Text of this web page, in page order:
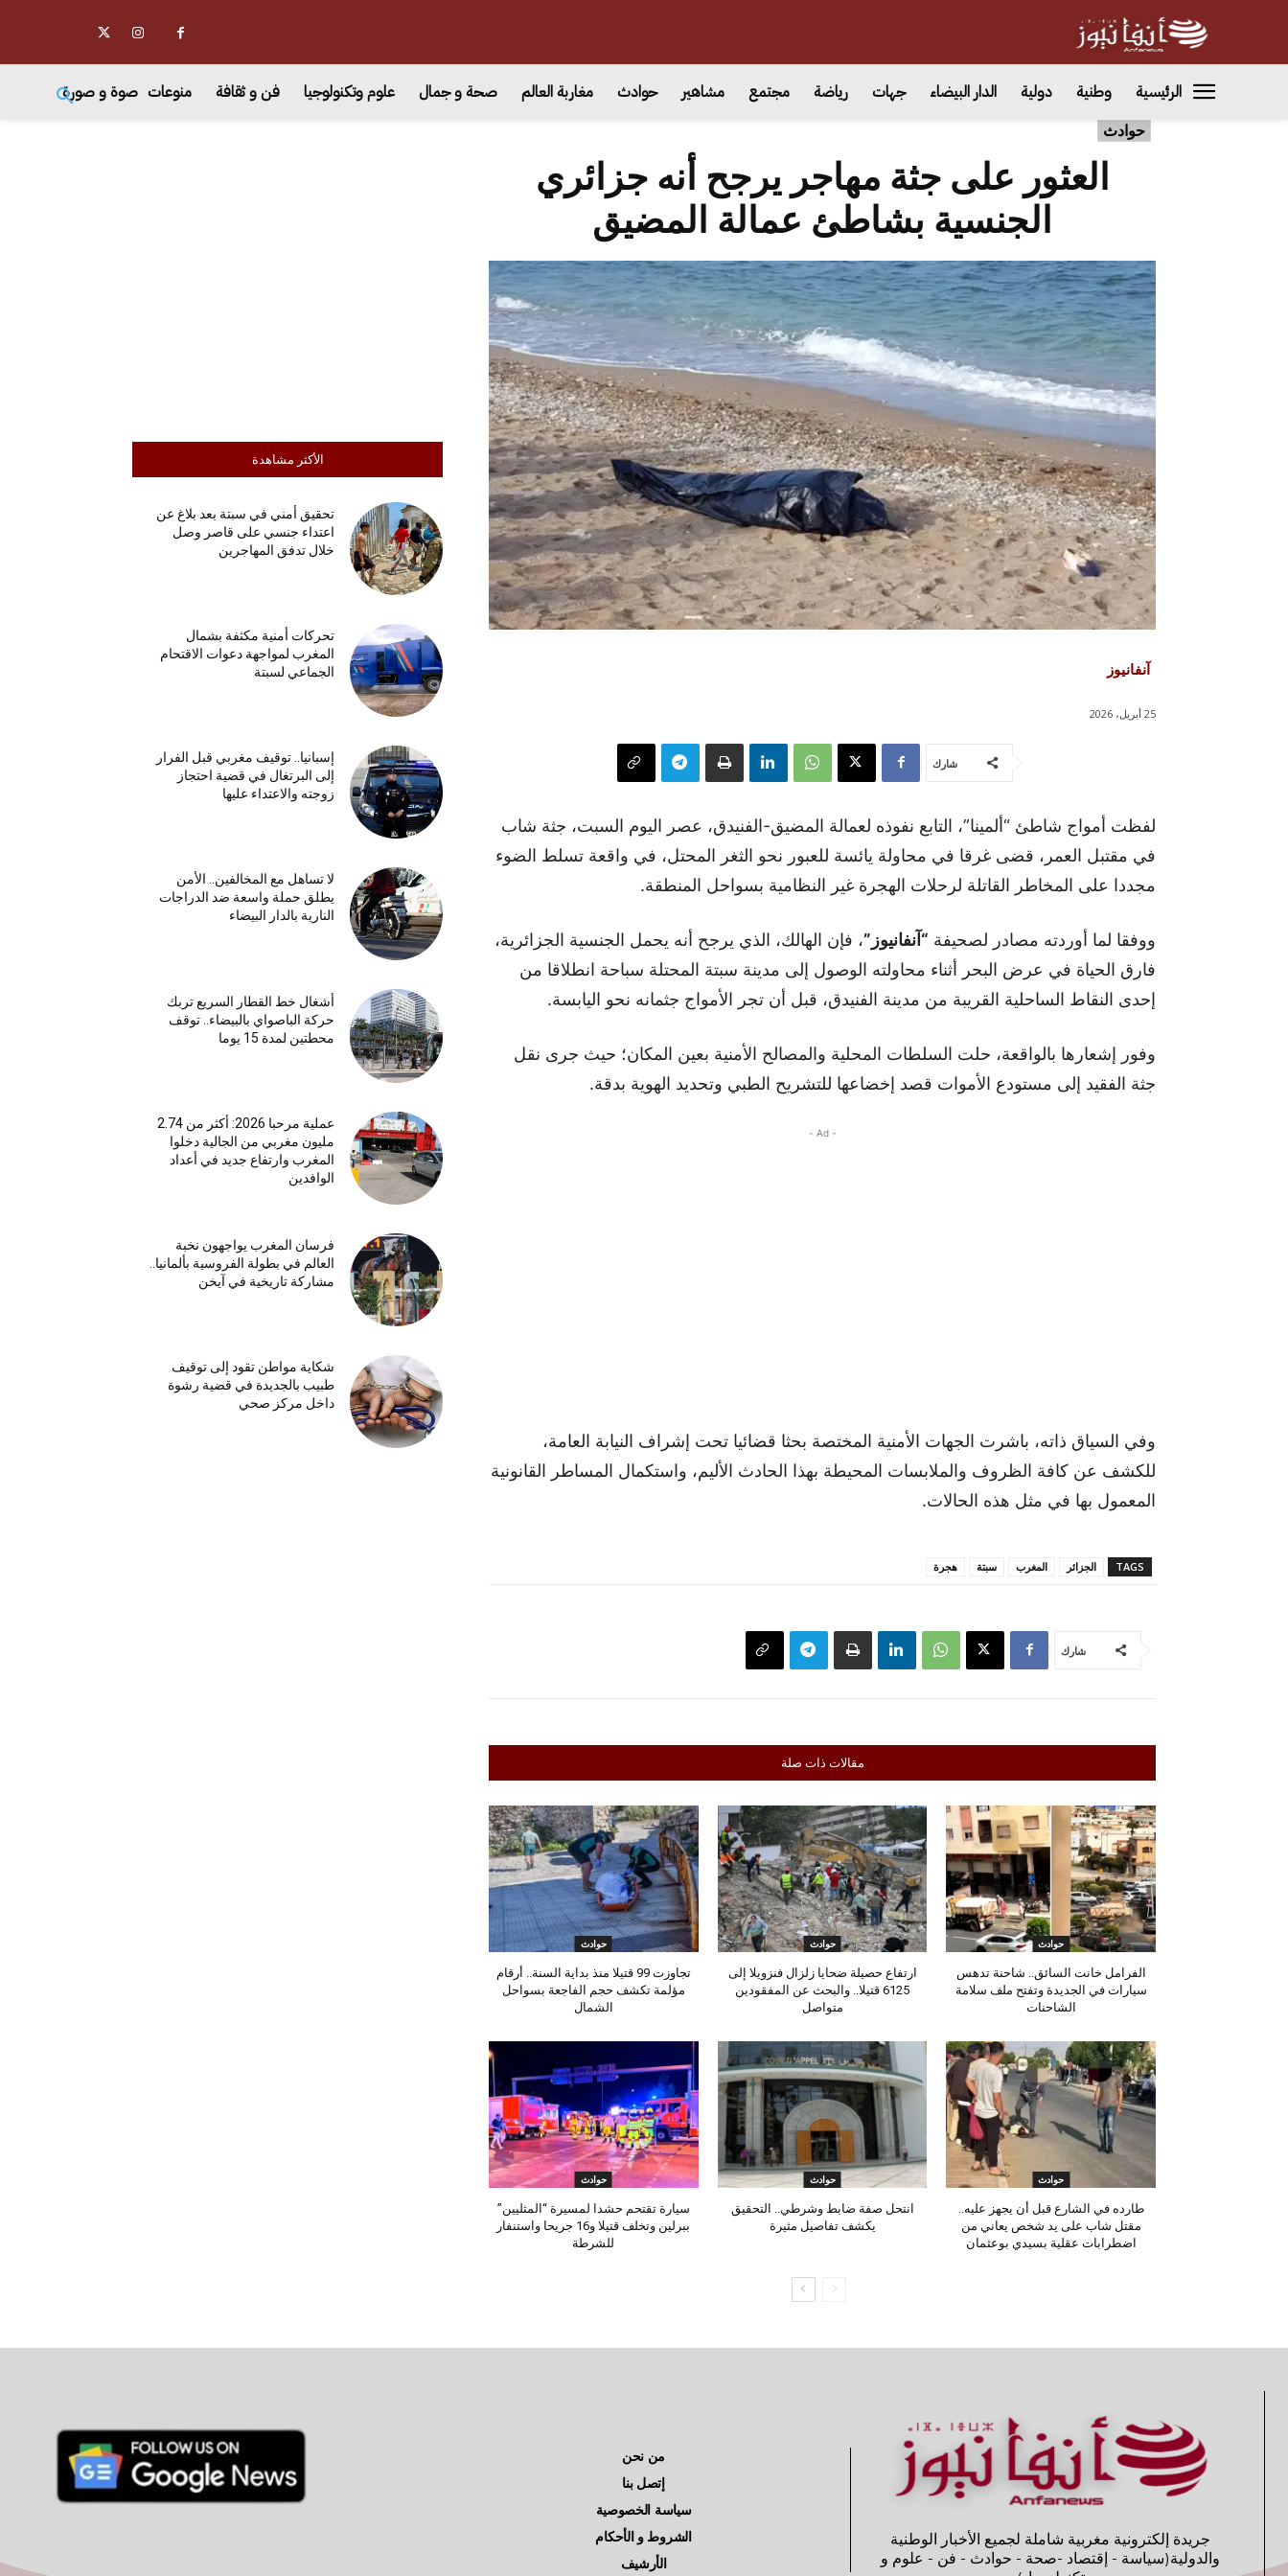
الرئيسية وطنية دولية الدار البيضاء جهات رياضة مجتمع مشاهير حوادث مغاربة العالم صحة و جمال علوم وتكنولوجيا فن و ثقافة منوعات صوة و صورة
حوادث
الأكثر مشاهدة
تحقيق أمني في سبتة بعد بلاغ عن
اعتداء جنسي على قاصر وصل
خلال تدفق المهاجرين
تحركات أمنية مكثفة بشمال
المغرب لمواجهة دعوات الاقتحام
الجماعي لسبتة
إسبانيا.. توقيف مغربي قبل الفرار
إلى البرتغال في قضية احتجاز
زوجته والاعتداء عليها
لا تساهل مع المخالفين.. الأمن
يطلق حملة واسعة ضد الدراجات
النارية بالدار البيضاء
أشغال خط القطار السريع تربك
حركة الباصواي بالبيضاء.. توقف
محطتين لمدة 15 يوما
عملية مرحبا 2026: أكثر من 2.74
مليون مغربي من الجالية دخلوا
المغرب وارتفاع جديد في أعداد
الوافدين
فرسان المغرب يواجهون نخبة
العالم في بطولة الفروسية بألمانيا..
مشاركة تاريخية في آيخن
شكاية مواطن تقود إلى توقيف
طبيب بالجديدة في قضية رشوة
داخل مركز صحي
العثور على جثة مهاجر يرجح أنه جزائري
الجنسية بشاطئ عمالة المضيق
آنفانيوز
25 أبريل، 2026
شارك
لفظت أمواج شاطئ “ألمينا”، التابع نفوذه لعمالة المضيق-الفنيدق، عصر اليوم السبت، جثة شاب
في مقتبل العمر، قضى غرقا في محاولة يائسة للعبور نحو الثغر المحتل، في واقعة تسلط الضوء
مجددا على المخاطر القاتلة لرحلات الهجرة غير النظامية بسواحل المنطقة.
ووفقا لما أوردته مصادر لصحيفة “آنفانيوز”، فإن الهالك، الذي يرجح أنه يحمل الجنسية الجزائرية،
فارق الحياة في عرض البحر أثناء محاولته الوصول إلى مدينة سبتة المحتلة سباحة انطلاقا من
إحدى النقاط الساحلية القريبة من مدينة الفنيدق، قبل أن تجر الأمواج جثمانه نحو اليابسة.
وفور إشعارها بالواقعة، حلت السلطات المحلية والمصالح الأمنية بعين المكان؛ حيث جرى نقل
جثة الفقيد إلى مستودع الأموات قصد إخضاعها للتشريح الطبي وتحديد الهوية بدقة.
- Ad -
وفي السياق ذاته، باشرت الجهات الأمنية المختصة بحثا قضائيا تحت إشراف النيابة العامة،
للكشف عن كافة الظروف والملابسات المحيطة بهذا الحادث الأليم، واستكمال المساطر القانونية
المعمول بها في مثل هذه الحالات.
TAGS الجزائر المغرب سبتة هجرة
شارك
مقالات ذات صلة
حوادث
الفرامل خانت السائق.. شاحنة تدهس
سيارات في الجديدة وتفتح ملف سلامة
الشاحنات
حوادث
ارتفاع حصيلة ضحايا زلزال فنزويلا إلى
6125 قتيلا.. والبحث عن المفقودين
متواصل
حوادث
تجاوزت 99 قتيلا منذ بداية السنة.. أرقام
مؤلمة تكشف حجم الفاجعة بسواحل
الشمال
حوادث
طارده في الشارع قبل أن يجهز عليه..
مقتل شاب على يد شخص يعاني من
اضطرابات عقلية بسيدي بوعثمان
حوادث
انتحل صفة ضابط وشرطي.. التحقيق
يكشف تفاصيل مثيرة
حوادث
سيارة تقتحم حشدا لمسيرة “المثليين”
ببرلين وتخلف قتيلا و16 جريحا واستنفار
للشرطة
جريدة إلكترونية مغربية شاملة لجميع الأخبار الوطنية
والدولية(سياسة - إقتصاد -صحة - حوادث - فن - علوم و
من نحن
إتصل بنا
سياسة الخصوصية
الشروط و الأحكام
الأرشيف